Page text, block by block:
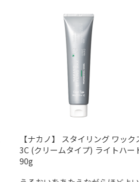
【ナカノ】 スタイリング ワック
3C (クリームタイプ) ライトハー
90g